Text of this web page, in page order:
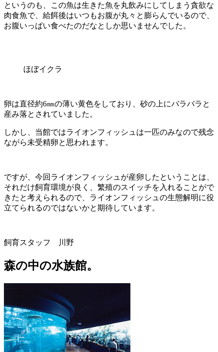
というのも、
この魚は生きた魚を丸飲みにしてしまう貪欲な
肉食魚で、 給餌後はいつもお腹が丸々と膨らんでいるので、
お腹いっぱい食べたのだなとしか思いませんでした。
ほぼイクラ
卵は直径約6㎜の薄い黄色をしており、 砂の上にバラバラと
産み落とされていました。
しかし、 当館ではライオンフィッシュは一匹のみなので残念
ながら未受精卵と思われます。
ですが、 今回ライオンフィッシュが産卵したということは、
それだけ飼育環境が良く、 繁殖のスイッチを入れることがで
きたと考えられるので、 ライオンフィッシュの生態解明に役
立てられるのではないかと期待しています。
飼育スタッフ 川野
森の中の水族館。